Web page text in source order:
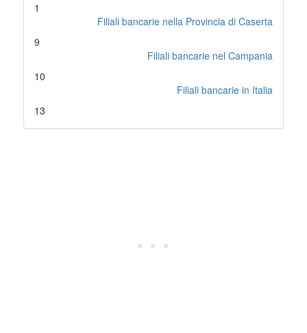
1
Filiali bancarie nella Provincia di Caserta
9
Filiali bancarie nel Campania
10
Filiali bancarie in Italia
13